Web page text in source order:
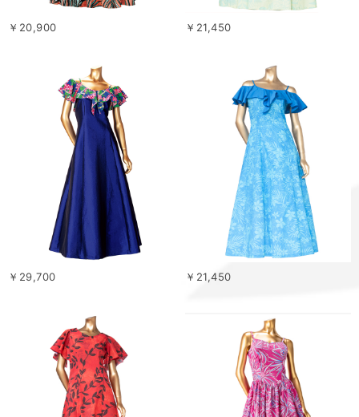
￥20,900 ￥21,450
￥29,700 ￥21,450